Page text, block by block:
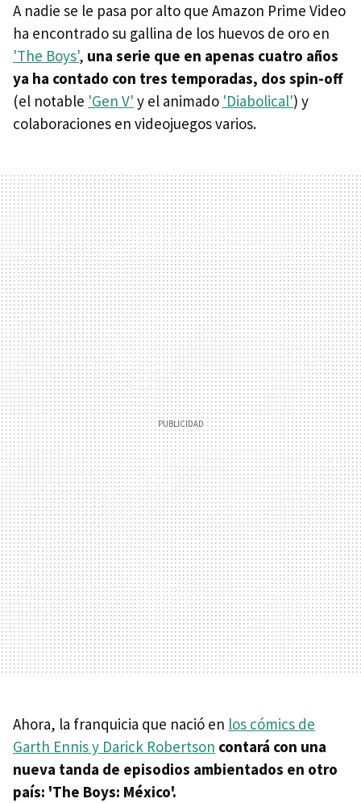
A nadie se le pasa por alto que Amazon Prime Video
ha encontrado su gallina de los huevos de oro en
'The Boys', una serie que en apenas cuatro años
ya ha contado con tres temporadas, dos spin-off
(el notable 'Gen V' y el animado 'Diabolical') y
colaboraciones en videojuegos varios.
Ahora, la franquicia que nació en los cómics de
Garth Ennis y Darick Robertson contará con una
nueva tanda de episodios ambientados en otro
país: 'The Boys: México'.